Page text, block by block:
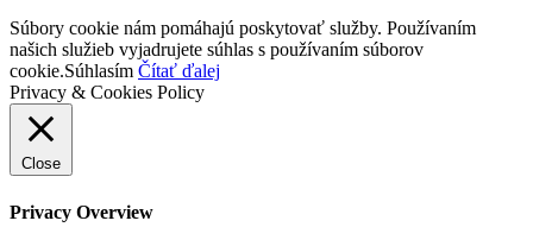
Súbory cookie nám pomáhajú poskytovať služby. Používaním
našich služieb vyjadrujete súhlas s používaním súborov
cookie.Súhlasím Čítať ďalej
Privacy & Cookies Policy
Close
Privacy Overview